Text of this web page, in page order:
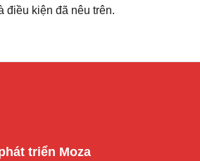
điều kiện đã nêu trên.
triển Moza